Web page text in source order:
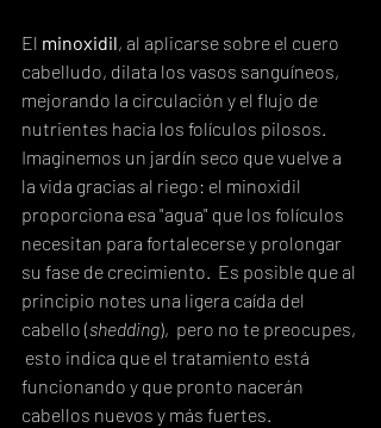
El minoxidil, al aplicarse sobre el cuero
cabelludo, dilata los vasos sanguíneos,
mejorando la circulación y el flujo de
nutrientes hacia los folículos pilosos.
Imaginemos un jardín seco que vuelve a
la vida gracias al riego: el minoxidil
proporciona esa "agua" que los folículos
necesitan para fortalecerse y prolongar
su fase de crecimiento.  Es posible que al
principio notes una ligera caída del
cabello (shedding),  pero no te preocupes,
esto indica que el tratamiento está
funcionando y que pronto nacerán
cabellos nuevos y más fuertes.